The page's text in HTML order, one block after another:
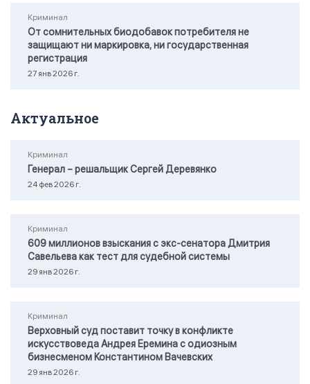
Криминал
От сомнительных биодобавок потребителя не
защищают ни маркировка, ни государственная
регистрация
27 янв 2026 г.
Актуальное
Криминал
Генерал – решальщик Сергей Деревянко
24 фев 2026 г.
Криминал
609 миллионов взыскания с экс-сенатора Дмитрия
Савельева как тест для судебной системы
29 янв 2026 г.
Криминал
Верховный суд поставит точку в конфликте
искусствоведа Андрея Еремина с одиозным
бизнесменом Константином Вачевских
29 янв 2026 г.